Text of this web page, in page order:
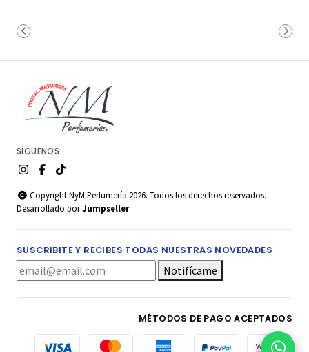
SÍGUENOS
Copyright NyM Perfumería 2026. Todos los derechos reservados.
Desarrollado porJumpseller.
SUSCRIBITE Y RECIBES TODAS NUESTRAS NOVEDADES
Notifícame
MÉTODOS DE PAGO ACEPTADOS